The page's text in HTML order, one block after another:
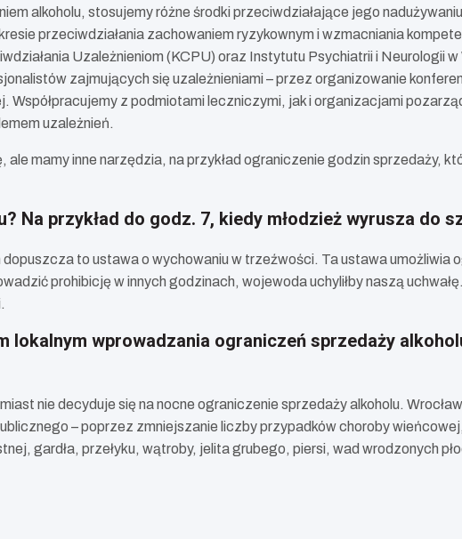
alkoholu, stosujemy różne środki przeciwdziałające jego
przeciwdziałania zachowaniem ryzykownym i wzmacniania
Uzależnieniom (KCPU) oraz Instytutu Psychiatrii i Neurologii
zajmujących się uzależnieniami – przez organizowanie
z podmiotami leczniczymi, jak i organizacjami
uzależnień.
mamy inne narzędzia, na przykład ograniczenie godzin sprzedaży,
Na przykład do godz. 7, kiedy młodzież wyrusza do
to ustawa o wychowaniu w trzeźwości. Ta ustawa umożliwia
prohibicję w innych godzinach, wojewoda uchyliłby naszą
wprowadzania ograniczeń sprzedaży
nie decyduje się na nocne ograniczenie sprzedaży alkoholu.
– poprzez zmniejszanie liczby przypadków choroby
gardła, przełyku, wątroby, jelita grubego, piersi, wad wrodzonych